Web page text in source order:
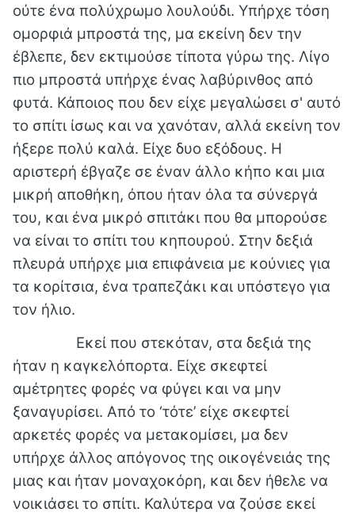
ούτε ένα πολύχρωμο λουλούδι. Υπήρχε τόση
ομορφιά μπροστά της, μα εκείνη δεν την
έβλεπε, δεν εκτιμούσε τίποτα γύρω της. Λίγο
πιο μπροστά υπήρχε ένας λαβύρινθος από
φυτά. Κάποιος που δεν είχε μεγαλώσει σ' αυτό
το σπίτι ίσως και να χανόταν, αλλά εκείνη τον
ήξερε πολύ καλά. Είχε δυο εξόδους. Η
αριστερή έβγαζε σε έναν άλλο κήπο και μια
μικρή αποθήκη, όπου ήταν όλα τα σύνεργά
του, και ένα μικρό σπιτάκι που θα μπορούσε
να είναι το σπίτι του κηπουρού. Στην δεξιά
πλευρά υπήρχε μια επιφάνεια με κούνιες για
τα κορίτσια, ένα τραπεζάκι και υπόστεγο για
τον ήλιο.
Εκεί που στεκόταν, στα δεξιά της
ήταν η καγκελόπορτα. Είχε σκεφτεί
αμέτρητες φορές να φύγει και να μην
ξαναγυρίσει. Από το ‘τότε’ είχε σκεφτεί
αρκετές φορές να μετακομίσει, μα δεν
υπήρχε άλλος απόγονος της οικογένειάς της
μιας και ήταν μοναχοκόρη, και δεν ήθελε να
νοικιάσει το σπίτι. Καλύτερα να ζούσε εκεί